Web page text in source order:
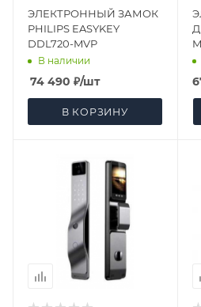
ЭЛЕКТРОННЫЙ ЗАМОК
PHILIPS EASYKEY
DDL720-MVP
В наличии
74 490 ₽/шт
В КОРЗИНУ